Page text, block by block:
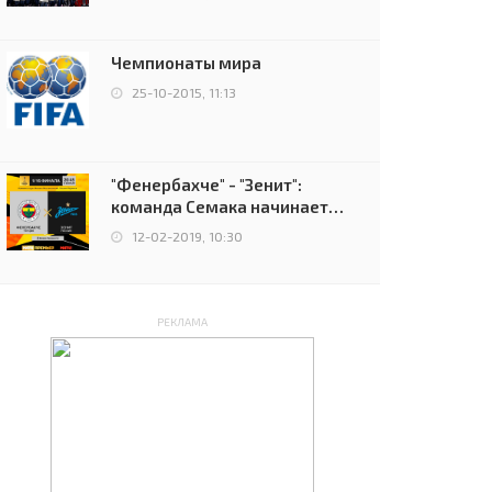
чемпионов.
Чемпионаты мира
25-10-2015, 11:13
"Фенербахче" - "Зенит":
команда Семака начинает
путь в плей-офф Лиги
12-02-2019, 10:30
РЕКЛАМА